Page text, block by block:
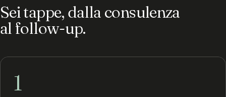
Sei tappe, dalla consulenza
al follow-up.
1